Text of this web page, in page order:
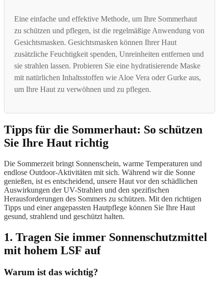
Eine einfache und effektive Methode, um Ihre Sommerhaut
zu schützen und pflegen, ist die regelmäßige Anwendung von
Gesichtsmasken. Gesichtsmasken können Ihrer Haut
zusätzliche Feuchtigkeit spenden, Unreinheiten entfernen und
sie strahlen lassen. Probieren Sie eine hydratisierende Maske
mit natürlichen Inhaltsstoffen wie Aloe Vera oder Gurke aus,
um Ihre Haut zu verwöhnen und zu pflegen.
Tipps für die Sommerhaut: So schützen
Sie Ihre Haut richtig
Die Sommerzeit bringt Sonnenschein, warme Temperaturen und
endlose Outdoor-Aktivitäten mit sich. Während wir die Sonne
genießen, ist es entscheidend, unsere Haut vor den schädlichen
Auswirkungen der UV-Strahlen und den spezifischen
Herausforderungen des Sommers zu schützen. Mit den richtigen
Tipps und einer angepassten Hautpflege können Sie Ihre Haut
gesund, strahlend und geschützt halten.
1. Tragen Sie immer Sonnenschutzmittel
mit hohem LSF auf
Warum ist das wichtig?